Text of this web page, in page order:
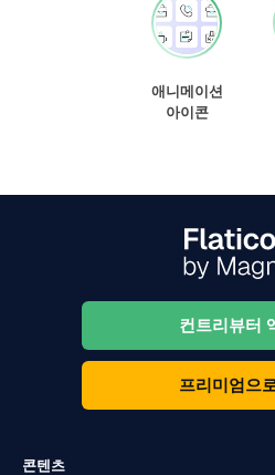
애니메이션
아이콘
컨트리뷰터
프리미엄으
콘텐츠